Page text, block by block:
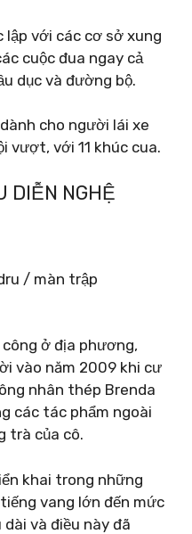
với các cơ sở xung
cuộc đua ngay cả
dục và đường bộ.
cho người lái xe
vượt, với 11 khúc cua.
DIỄN NGHỆ
/ màn trập
ở địa phương,
vào năm 2009 khi cư
nhân thép Brenda
các tác phẩm ngoài
trà của cô.
khai trong những
vang lớn đến mức
và điều này đã